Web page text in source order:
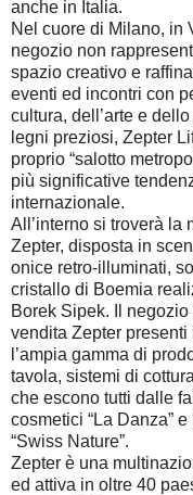
anche in Italia.
Nel cuore di Milano, in
negozio non
spazio creativo e
eventi ed incontri con
cultura, dell’arte e
legni preziosi, Zepter
proprio “salotto
più significative
internazionale.
All’interno si troverà la
Zepter, disposta in
onice retro-illuminati,
cristallo di Boemia
Borek Sipek. Il
vendita Zepter
l’ampia gamma di
tavola, sistemi di
che escono tutti dalle
cosmetici “La Danza”
“Swiss Nature”.
Zepter è una
ed attiva in oltre 40